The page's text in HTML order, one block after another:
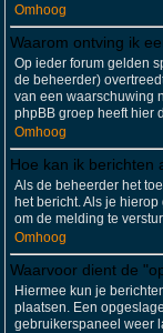
Omhoog
Waarom ontving ik
Op ieder forum gelden
de beheerder)
van een waarschuwing
phpBB groep heeft hier
Omhoog
Hoe kan ik berichten
Als de beheerder het
het bericht. Als je
om de melding te
Omhoog
Waarvoor dient de
Hiermee kun je
plaatsen. Een
gebruikerspaneel weer